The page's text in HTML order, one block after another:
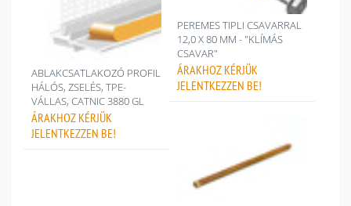
ABLAKCSATLAKOZÓ PROFIL
HÁLÓS, ZSELÉS, TPE-
VÁLLAS, CATNIC 3880 GL
ÁRAKHOZ KÉRJÜK
JELENTKEZZEN BE!
PEREMES TIPLI CSAVARRAL
12,0 X 80 MM - "KLÍMÁS
CSAVAR"
ÁRAKHOZ KÉRJÜK
JELENTKEZZEN BE!